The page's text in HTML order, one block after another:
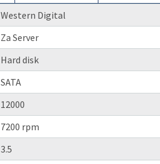
Western Digital
Za Server
Hard disk
SATA
12000
7200 rpm
3.5